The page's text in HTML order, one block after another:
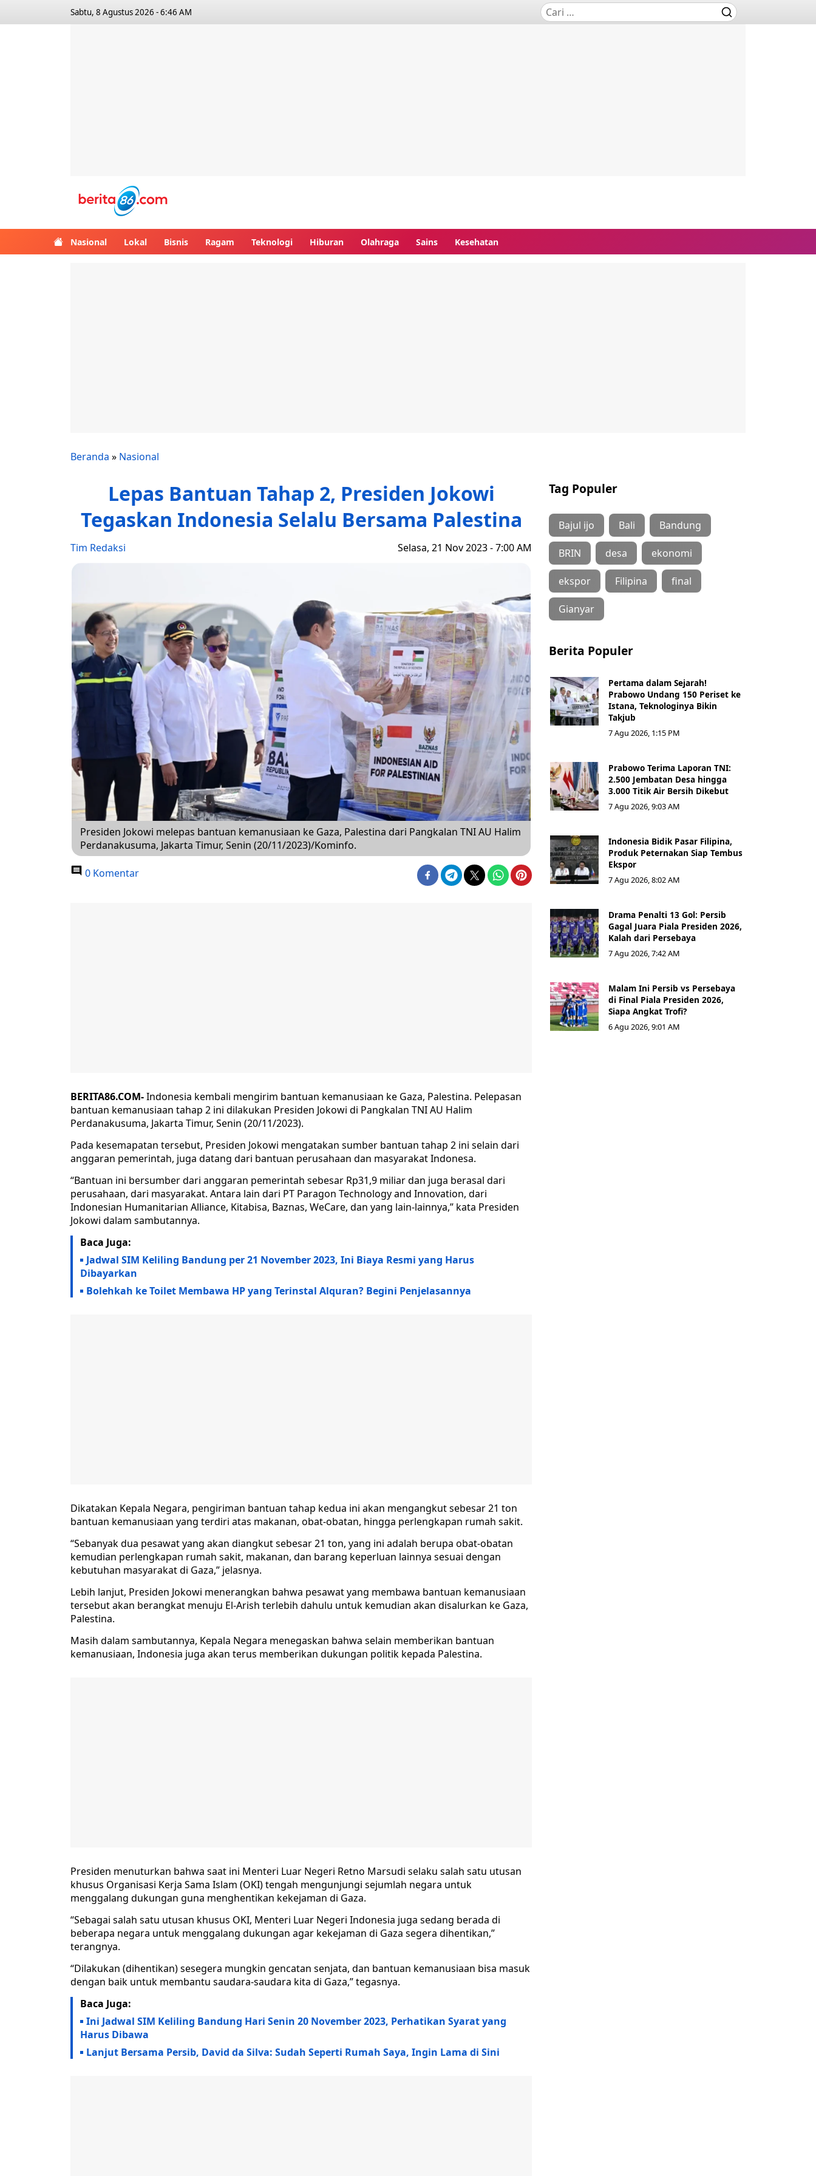
Sabtu, 8 Agustus 2026 - 6:46 AM
Nasional Lokal Bisnis Ragam Teknologi Hiburan Olahraga Sains Kesehatan
Beranda » Nasional
Lepas Bantuan Tahap 2, Presiden Jokowi
Tegaskan Indonesia Selalu Bersama Palestina
Tim Redaksi Selasa, 21 Nov 2023 - 7:00 AM
Presiden Jokowi melepas bantuan kemanusiaan ke Gaza, Palestina dari Pangkalan TNI AU Halim
Perdanakusuma, Jakarta Timur, Senin (20/11/2023)/Kominfo.
0 Komentar
BERITA86.COM-Indonesia kembali mengirim bantuan kemanusiaan ke Gaza, Palestina. Pelepasan
bantuan kemanusiaan tahap 2 ini dilakukan Presiden Jokowi di Pangkalan TNI AU Halim
Perdanakusuma, Jakarta Timur, Senin (20/11/2023).
Pada kesemapatan tersebut, Presiden Jokowi mengatakan sumber bantuan tahap 2 ini selain dari
anggaran pemerintah, juga datang dari bantuan perusahaan dan masyarakat Indonesa.
“Bantuan ini bersumber dari anggaran pemerintah sebesar Rp31,9 miliar dan juga berasal dari
perusahaan, dari masyarakat. Antara lain dari PT Paragon Technology and Innovation, dari
Indonesian Humanitarian Alliance, Kitabisa, Baznas, WeCare, dan yang lain-lainnya,” kata Presiden
Jokowi dalam sambutannya.
Baca Juga:
Jadwal SIM Keliling Bandung per 21 November 2023, Ini Biaya Resmi yang Harus
Dibayarkan
Bolehkah ke Toilet Membawa HP yang Terinstal Alquran? Begini Penjelasannya
Dikatakan Kepala Negara, pengiriman bantuan tahap kedua ini akan mengangkut sebesar 21 ton
bantuan kemanusiaan yang terdiri atas makanan, obat-obatan, hingga perlengkapan rumah sakit.
“Sebanyak dua pesawat yang akan diangkut sebesar 21 ton, yang ini adalah berupa obat-obatan
kemudian perlengkapan rumah sakit, makanan, dan barang keperluan lainnya sesuai dengan
kebutuhan masyarakat di Gaza,” jelasnya.
Lebih lanjut, Presiden Jokowi menerangkan bahwa pesawat yang membawa bantuan kemanusiaan
tersebut akan berangkat menuju El-Arish terlebih dahulu untuk kemudian akan disalurkan ke Gaza,
Palestina.
Masih dalam sambutannya, Kepala Negara menegaskan bahwa selain memberikan bantuan
kemanusiaan, Indonesia juga akan terus memberikan dukungan politik kepada Palestina.
Presiden menuturkan bahwa saat ini Menteri Luar Negeri Retno Marsudi selaku salah satu utusan
khusus Organisasi Kerja Sama Islam (OKI) tengah mengunjungi sejumlah negara untuk
menggalang dukungan guna menghentikan kekejaman di Gaza.
“Sebagai salah satu utusan khusus OKI, Menteri Luar Negeri Indonesia juga sedang berada di
beberapa negara untuk menggalang dukungan agar kekejaman di Gaza segera dihentikan,”
terangnya.
“Dilakukan (dihentikan) sesegera mungkin gencatan senjata, dan bantuan kemanusiaan bisa masuk
dengan baik untuk membantu saudara-saudara kita di Gaza,” tegasnya.
Baca Juga:
Ini Jadwal SIM Keliling Bandung Hari Senin 20 November 2023, Perhatikan Syarat yang
Harus Dibawa
Lanjut Bersama Persib, David da Silva: Sudah Seperti Rumah Saya, Ingin Lama di Sini
Tag Populer
Bajul ijo Bali Bandung
BRIN desa ekonomi
ekspor Filipina final
Gianyar
Berita Populer
Pertama dalam Sejarah!
Prabowo Undang 150 Periset ke
Istana, Teknologinya Bikin
Takjub
7 Agu 2026, 1:15 PM
Prabowo Terima Laporan TNI:
2.500 Jembatan Desa hingga
3.000 Titik Air Bersih Dikebut
7 Agu 2026, 9:03 AM
Indonesia Bidik Pasar Filipina,
Produk Peternakan Siap Tembus
Ekspor
7 Agu 2026, 8:02 AM
Drama Penalti 13 Gol: Persib
Gagal Juara Piala Presiden 2026,
Kalah dari Persebaya
7 Agu 2026, 7:42 AM
Malam Ini Persib vs Persebaya
di Final Piala Presiden 2026,
Siapa Angkat Trofi?
6 Agu 2026, 9:01 AM